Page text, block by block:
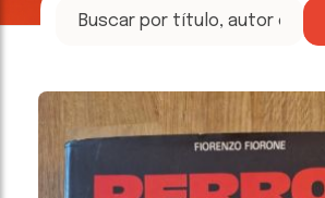
tesoros